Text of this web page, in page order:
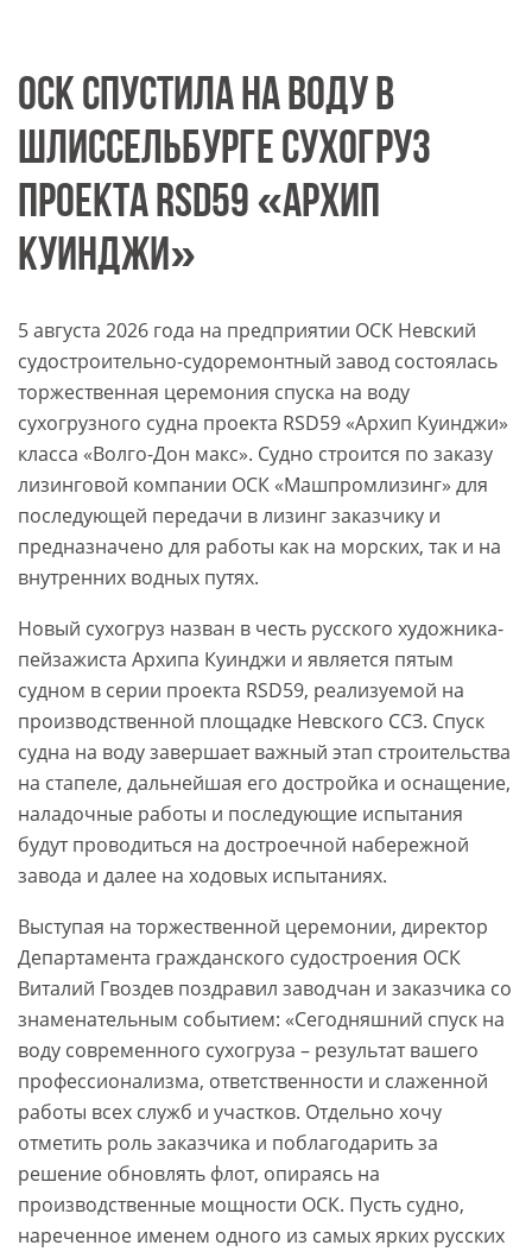
ОСК СПУСТИЛА НА ВОДУ В
ШЛИССЕЛЬБУРГЕ СУХОГРУЗ
ПРОЕКТА RSD59 «АРХИП
КУИНДЖИ»
5 августа 2026 года на предприятии ОСК Невский
судостроительно-судоремонтный завод состоялась
торжественная церемония спуска на воду
сухогрузного судна проекта RSD59 «Архип Куинджи»
класса «Волго-Дон макс». Судно строится по заказу
лизинговой компании ОСК «Машпромлизинг» для
последующей передачи в лизинг заказчику и
предназначено для работы как на морских, так и на
внутренних водных путях.
Новый сухогруз назван в честь русского художника-
пейзажиста Архипа Куинджи и является пятым
судном в серии проекта RSD59, реализуемой на
производственной площадке Невского ССЗ. Спуск
судна на воду завершает важный этап строительства
на стапеле, дальнейшая его достройка и оснащение,
наладочные работы и последующие испытания
будут проводиться на достроечной набережной
завода и далее на ходовых испытаниях.
Выступая на торжественной церемонии, директор
Департамента гражданского судостроения ОСК
Виталий Гвоздев поздравил заводчан и заказчика со
знаменательным событием: «Сегодняшний спуск на
воду современного сухогруза – результат вашего
профессионализма, ответственности и слаженной
работы всех служб и участков. Отдельно хочу
отметить роль заказчика и поблагодарить за
решение обновлять флот, опираясь на
производственные мощности ОСК. Пусть судно,
нареченное именем одного из самых ярких русских